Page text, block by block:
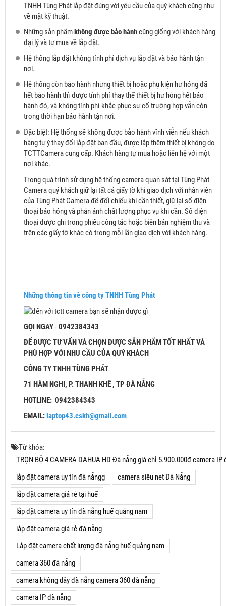
TNHH Tùng Phát lắp đặt đúng với yêu cầu của quý khách cũng như
về mặt kỹ thuật.
Những sản phẩmkhông được bảo hànhcũng giống với khách hàng
đại lý và tự mua về lắp đặt.
Hệ thống lắp đặt không tính phí dịch vụ lắp đặt và bảo hành tận
nơi.
Hệ thống còn bảo hành nhưng thiết bị hoặc phụ kiện hư hỏng đã
hết bảo hành thì được tính phí thay thế thiết bị hư hỏng hết bảo
hành đó, và không tính phí khắc phục sự cố trường hợp vẫn còn
trong thời hạn bảo hành tận nơi.
Đặc biệt: Hệ thống sẽ không được bảo hành vĩnh viễn nếu khách
hàng tự ý thay đổi lắp đặt ban đầu, được lắp thêm thiết bị không do
TCTTCamera cung cấp. Khách hàng tự mua hoặc liên hệ với một
nơi khác.
Trong quá trình sử dụng hệ thống camera quan sát tại Tùng Phát
Camera quý khách giữ lại tất cả giấy tờ khi giao dịch với nhân viên
của Tùng Phát Camera để đối chiếu khi cần thiết, giữ lại số điện
thoại báo hỏng và phản ánh chất lượng phục vụ khi cần. Số điện
thoại được ghi trong phiếu công tác hoặc biên bản nghiệm thu và
trên các giấy tờ khác có trong mỗi lần giao dịch với khách hàng.
Những thông tin về công ty TNHH Tùng Phát
GỌI NGAY-0942384343
ĐỂ ĐƯỢC TƯ VẤN VÀ CHỌN ĐƯỢC SẢN PHẨM TỐT NHẤT VÀ
PHÙ HỢP VỚI NHU CẦU CỦA QUÝ KHÁCH
CÔNG TY TNHH TÙNG PHÁT
71 HÀM NGHI, P. THANH KHÊ , TP ĐÀ NẴNG
HOTLINE: 0942384343
EMAIL:laptop43.cskh@gmail.com
Từ khóa:
TRỌN BỘ 4 CAMERA DAHUA HD Đà nẵng giá chỉ 5.900.000đ camera IP
lắp đặt camera uy tín đà nẵngg
camera siêu net Đà Nẵng
lắp đặt camera giá rẻ tại huế
lắp đặt camera uy tín đà nẵng huế quảng nam
lắp đặt camera giá rẻ đà nẵng
Lắp đặt camera chất lượng đà nẵng huế quảng nam
camera 360 đà nẵng
camera không dây đà nẵng camera 360 đà nẵng
camera IP đà nẵng